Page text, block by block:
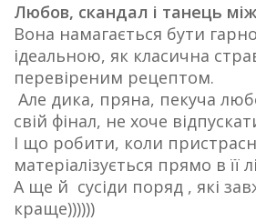
Любов, скандал і танець
Вона намагається бути
ідеальною, як класична
перевіреним рецептом.
Але дика, пряна, пекуча
свій фінал, не хоче
І що робити, коли
матеріалізується прямо в її
А ще й сусіди поряд , які
краще))))))